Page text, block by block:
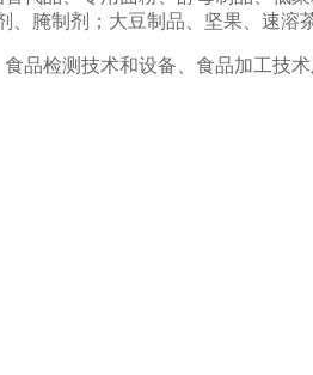
腌制剂；大豆制品、坚果、速溶
品检测技术和设备、食品加工技